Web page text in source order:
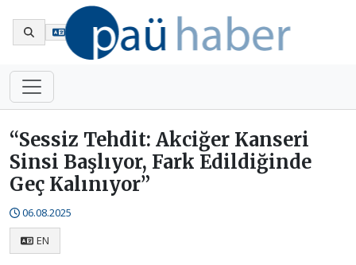
“Sessiz Tehdit: Akciğer Kanseri
Sinsi Başlıyor, Fark Edildiğinde
Geç Kalınıyor”
06.08.2025
EN